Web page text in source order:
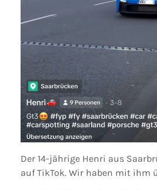
Der 14-jährige Henri aus
auf TikTok. Wir haben mit ihm